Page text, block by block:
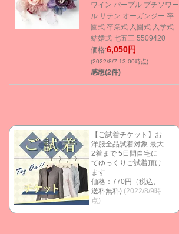
ワイン パープル プチソワー
ル サテン オーガンジー 卒
園式 卒業式 入園式 入学式
結婚式 七五三 5509420
価格:6,050円
(2022/8/7 13:00時点)
感想(2件)
【ご試着チケット】お
洋服全品試着対象 最大
2着まで 5日間自宅に
てゆっくりご試着頂け
ます
価格：770円（税込、
送料無料) (2022/8/9時
点)